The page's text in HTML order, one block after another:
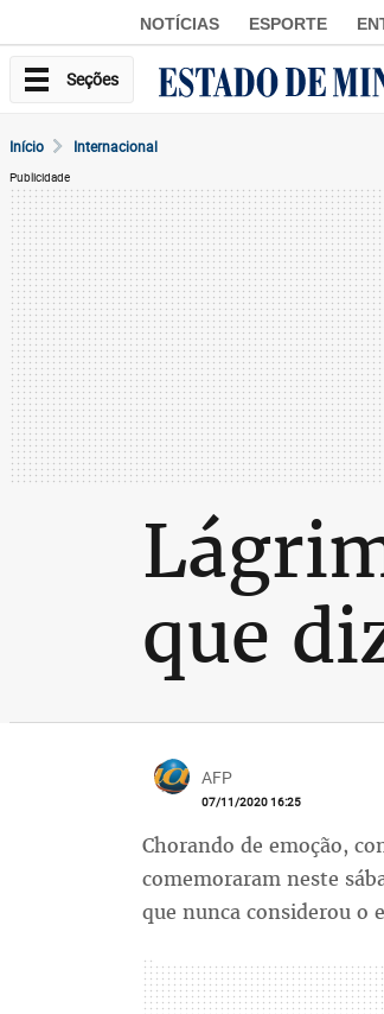
NOTÍCIAS ESPORTE
Seções
Início Internacional
Publicidade
que
AFP
07/11/2020 16:25
Chorando de emoção,
comemoraram neste
que nunca considerou